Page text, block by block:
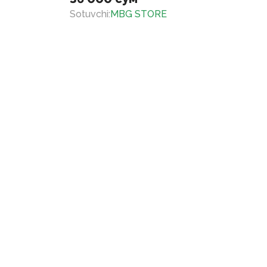
Sotuvchi:MBG STORE